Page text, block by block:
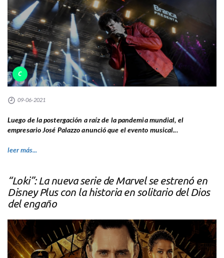
C
09-06-2021
Luego de la postergación a raíz de la pandemia mundial, el
empresario José Palazzo anunció que el evento musical...
leer más...
“Loki”: La nueva serie de Marvel se estrenó en
Disney Plus con la historia en solitario del Dios
del engaño